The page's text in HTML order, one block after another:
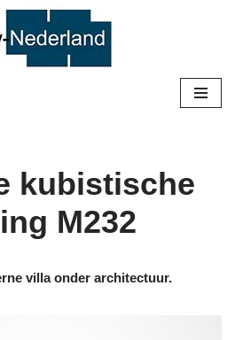
kubistische
M232
villa onder architectuur.